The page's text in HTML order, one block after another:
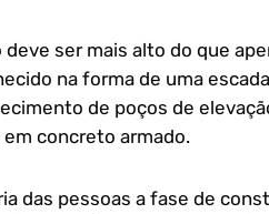
deve ser mais alto do que
na forma de uma
de poços de
concreto armado.
das pessoas a fase de